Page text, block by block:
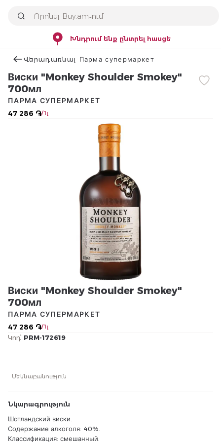
Խնդրում ենք ընտրել հասցե
Վերադառնալ Парма супермаркет
Виски "Monkey Shoulder Smokey"
700мл
47 286 ֏/ 1լ
ПАРМА СУПЕРМАРКЕТ
Виски "Monkey Shoulder Smokey"
700мл
47 286 ֏/ 1լ
ПАРМА СУПЕРМАРКЕТ
Կոդ՝ PRM-172619
Մեկնաբանություն
Նկարագրություն
Шотландский виски.
Содержание алкоголя: 40%.
Классификация: смешанный.